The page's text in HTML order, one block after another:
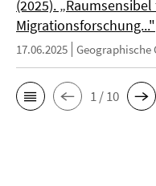
(2025).
Migrationsforschung..."
17.06.2025 Geographische
1 / 10